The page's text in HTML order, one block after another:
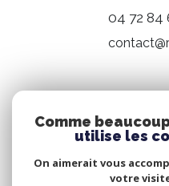
04 72 84
Comme
utilise les
On aimerait vous
votre